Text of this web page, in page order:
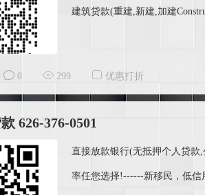
建筑贷款(重建,新建,加建
0 299 优惠打折
626-376-0501
直接放款银行(无抵押个人贷款,
率任您选择!------新移民，低信